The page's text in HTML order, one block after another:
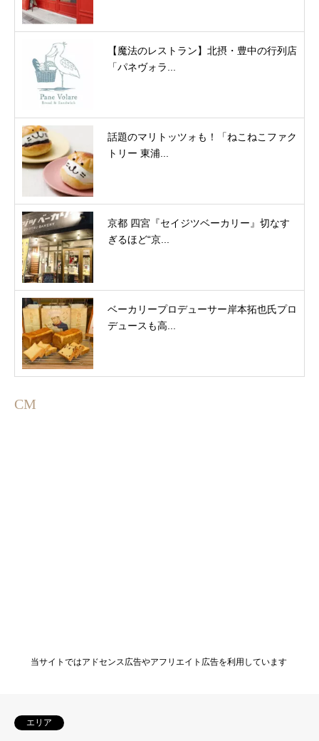
【魔法のレストラン】北摂・豊中の行列店
「パネヴォラ...
話題のマリトッツォも！「ねこねこファク
トリー 東浦...
京都 四宮『セイジツベーカリー』切なす
ぎるほど“京...
ベーカリープロデューサー岸本拓也氏プロ
デュースも高...
CM
当サイトではアドセンス広告やアフリエイト広告を利用しています
エリア